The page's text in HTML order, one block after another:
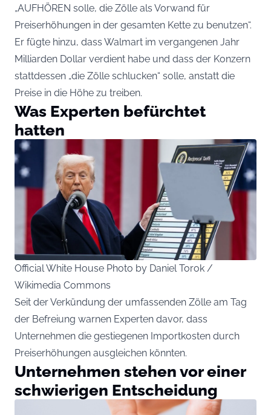
„AUFHÖREN solle, die Zölle als Vorwand für
Preiserhöhungen in der gesamten Kette zu benutzen“.
Er fügte hinzu, dass Walmart im vergangenen Jahr
Milliarden Dollar verdient habe und dass der Konzern
stattdessen „die Zölle schlucken“ solle, anstatt die
Preise in die Höhe zu treiben.
Was Experten befürchtet
hatten
Official White House Photo by Daniel Torok /
Wikimedia Commons
Seit der Verkündung der umfassenden Zölle am Tag
der Befreiung warnen Experten davor, dass
Unternehmen die gestiegenen Importkosten durch
Preiserhöhungen ausgleichen könnten.
Unternehmen stehen vor einer
schwierigen Entscheidung